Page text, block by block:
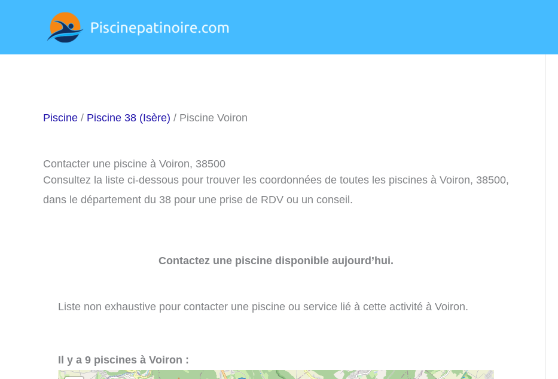
Piscine / Piscine 38 (Isère) / Piscine Voiron
Contacter une piscine à Voiron, 38500
Consultez la liste ci-dessous pour trouver les coordonnées de toutes les piscines à Voiron, 38500,
dans le département du 38 pour une prise de RDV ou un conseil.
Contactez une piscine disponible aujourd’hui.
Liste non exhaustive pour contacter une piscine ou service lié à cette activité à Voiron.
Il y a 9 piscines à Voiron :